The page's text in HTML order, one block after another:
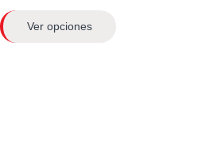
Ver opciones